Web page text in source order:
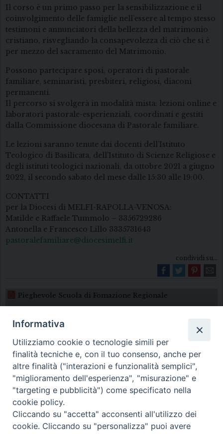
Il corso è un primo passo per la sensibilizzazione e il
coinvolgimento delle famiglie nell’essere al tempo stesso
testimoni e annunciatori della bellezza del matrimonio
cristiano, risvegliando la consapevolezza di ciò che si è
per mezzo del sacramento del Matrimonio.
Possono partecipare sposi, operatori di pastorale
familiare, seminaristi, presbiteri, religiosi, diaconi
permanenti.
Il percorso si svolgerà in modalità mista: lezioni online e
laboratori pastorale-esperienziali, coordinati e gestiti
dalla Commissione diocesana di Pastorale familiare.
Le lezioni saranno tenute dai docenti dell’Istituto
Teologico di Basilicata, dell’Istituto di Scienze Religiose e
degli istituti teologici nazionali, da ottobre 2021 a giugno
2022, il secondo sabato del mese dalle 15:30 alle 19:00.
CONTATTI
per la Diocesi di MELFI-RAPOLLA-VENOSA:
Matilde e Raffaele Tummolo – 3356729286
Antonella e Francesco Lillo 3335731643
pastoralefamiliare@diocesimelfi.it
condividi su...
Pieghevole Scuola di Fomazione Regionale
Diocesi di Melfi Rapolla Venosa
• Largo Duomo, 12 - 85025 MELFI (PZ) •
Tel. 0972238604
Informativa
Utilizziamo cookie o tecnologie simili per
finalità tecniche e, con il tuo consenso, anche per
altre finalità ("interazioni e funzionalità semplici",
"miglioramento dell'esperienza", "misurazione" e
"targeting e pubblicità") come specificato nella
cookie policy.
Cliccando su "accetta" acconsenti all'utilizzo dei
cookie. Cliccando su "personalizza" puoi avere